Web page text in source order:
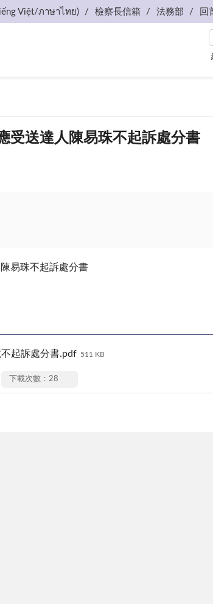
Việt/ภาษาไทย) 檢察長信箱 法務部 回
受送達人陳易珠不起訴處分書
易珠不起訴處分書
起訴處分書.pdf 511 KB
下載次數：28